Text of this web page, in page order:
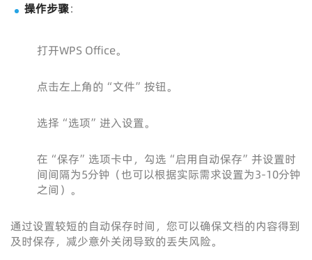
操作步骤：
打开WPS Office。
点击左上角的“文件”按钮。
选择“选项”进入设置。
在“保存”选项卡中，勾选“启用自动保存”并设置时
间间隔为5分钟（也可以根据实际需求设置为3-10分钟
之间）。
通过设置较短的自动保存时间，您可以确保文档的内容得到
及时保存，减少意外关闭导致的丢失风险。